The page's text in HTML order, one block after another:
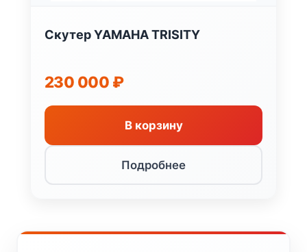
Скутер YAMAHA TRISITY
230 000 ₽
В корзину
Подробнее